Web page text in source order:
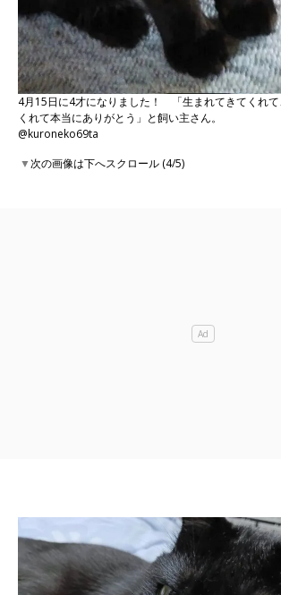
4月15日に4才になりました！ 「生まれてきてくれて
くれて本当にありがとう」と飼い主さん。
@kuroneko69ta
▼次の画像は下へスクロール (4/5)